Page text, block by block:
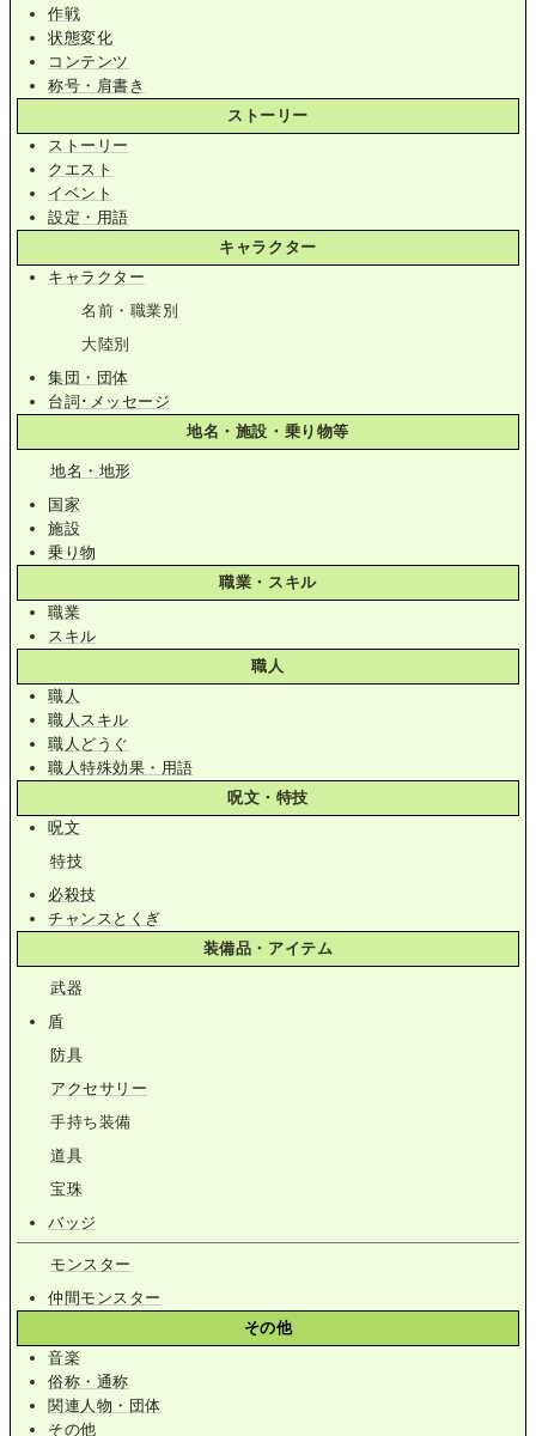
作戦
状態変化
コンテンツ
称号・肩書き
ストーリー
ストーリー
クエスト
イベント
設定・用語
キャラクター
キャラクター
名前・職業別
大陸別
集団・団体
台詞･メッセージ
地名・施設・乗り物等
地名・地形
国家
施設
乗り物
職業・スキル
職業
スキル
職人
職人
職人スキル
職人どうぐ
職人特殊効果・用語
呪文・特技
呪文
特技
必殺技
チャンスとくぎ
装備品・アイテム
武器
盾
防具
アクセサリー
手持ち装備
道具
宝珠
バッジ
モンスター
仲間モンスター
その他
音楽
俗称・通称
関連人物・団体
その他